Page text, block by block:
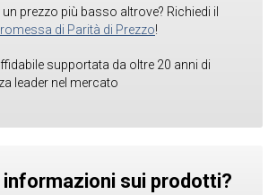
prezzo più basso altrove? Richiedi il
di Parità di Prezzo!
supportata da oltre 20 anni di
leader nel mercato
informazioni sui prodotti?